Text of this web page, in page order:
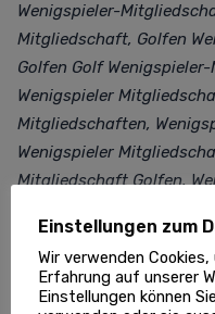
Wenigspieler-
Mitgliedschaft, Golfen
Golfen Golf
Wenigspieler
Mitgliedschaften,
Wenigspieler
Mitgliedschaft Golfen,
Sondermitgliedschaften,
Golf
Sondermitgliedschaften,
Einstellungen zum
Wir verwenden
Erfahrung auf unserer
Einstellungen können